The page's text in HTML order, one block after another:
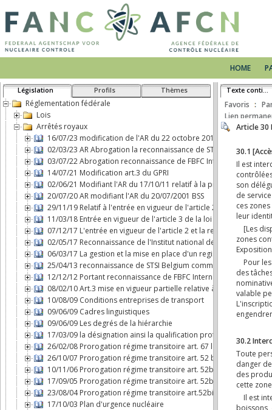
HOME
Législation Profils Thèmes
Réglementation fédérale
Lois
Arrêtés royaux
16/07/23 modification de l'AR du 22 octobre 2017 concernant
02/03/23 AR Abrogation la reconnaissance de STSI Belgium
03/07/22 Abrogation reconnaissance de FBFC International
14/07/21 Modification art.3 du GPRI
02/06/21 Modifiant l'AR du 17/10/11 relatif à la protection
20/07/20 AR modifiant l'AR du 20/07/2001 BSS
29/11/19 Relatif à l'entrée en vigueur de l'article 2, b), de la loi
11/03/18 Entrée en vigueur de l'article 3 de la loi du 7 mai
07/12/17 L'entrée en vigueur de l'article 2 et la responsabilité
02/05/17 Reconnaissance de l'Institut national des
06/03/17 La gestion et la mise en place d'un registre
25/04/13 reconnaissance de STSI Belgium comme transporteur
12/12/12 Portant reconnaissance de FBFC International comme
08/02/10 Art.3 mise en vigueur partielle relative à l'AFCN
10/08/09 Conditions entreprises de transport
09/06/09 Cadres linguistiques
09/06/09 Les degrés de la hiérarchie
17/03/09 la désignation ainsi la qualification professionnelle de
26/02/08 Prorogation régime transitoire art. 67 loi AFCN
26/10/07 Prorogation régime transitoire art. 52 bis loi AFCN
10/11/06 Prorogation régime transitoire art. 52bis loi AFCN
17/09/05 Prorogation régime transitoire art. 52bis loi AFCN
23/08/04 Prorogation régime transitoire art.52bis loi AFCN
17/10/03 Plan d'urgence nucléaire
Texte continu
Favoris
Lien